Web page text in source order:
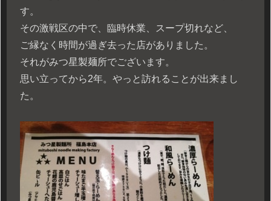
す。
その激戦区の中で、臨時休業、スープ切れなど、
ご縁なく時間が過ぎ去った店がありました。
それがみつ星製麺所でございます。
思い立ってから2年。やっと訪れることが出来まし
た。